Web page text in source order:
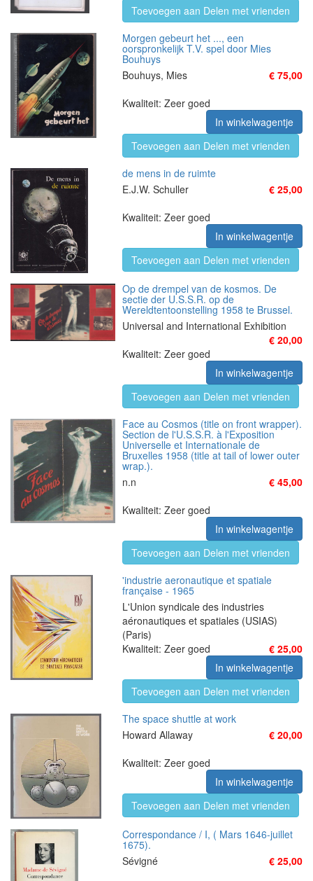
Toevoegen aan Delen met vrienden
Morgen gebeurt het ..., een
oorspronkelijk T.V. spel door Mies
Bouhuys
Bouhuys, Mies
€ 75,00
Kwaliteit: Zeer goed
In winkelwagentje
Toevoegen aan Delen met vrienden
de mens in de ruimte
E.J.W. Schuller
€ 25,00
Kwaliteit: Zeer goed
In winkelwagentje
Toevoegen aan Delen met vrienden
Op de drempel van de kosmos. De
sectie der U.S.S.R. op de
Wereldtentoonstelling 1958 te Brussel.
Universal and International Exhibition
€ 20,00
Kwaliteit: Zeer goed
In winkelwagentje
Toevoegen aan Delen met vrienden
Face au Cosmos (title on front wrapper).
Section de l'U.S.S.R. à l'Exposition
Universelle et Internationale de
Bruxelles 1958 (title at tail of lower outer
wrap.).
n.n
€ 45,00
Kwaliteit: Zeer goed
In winkelwagentje
Toevoegen aan Delen met vrienden
'industrie aeronautique et spatiale
française - 1965
L'Union syndicale des industries
aéronautiques et spatiales (USIAS)
(Paris)
€ 25,00
Kwaliteit: Zeer goed
In winkelwagentje
Toevoegen aan Delen met vrienden
The space shuttle at work
Howard Allaway
€ 20,00
Kwaliteit: Zeer goed
In winkelwagentje
Toevoegen aan Delen met vrienden
Correspondance / I, ( Mars 1646-juillet
1675).
Sévigné
€ 25,00